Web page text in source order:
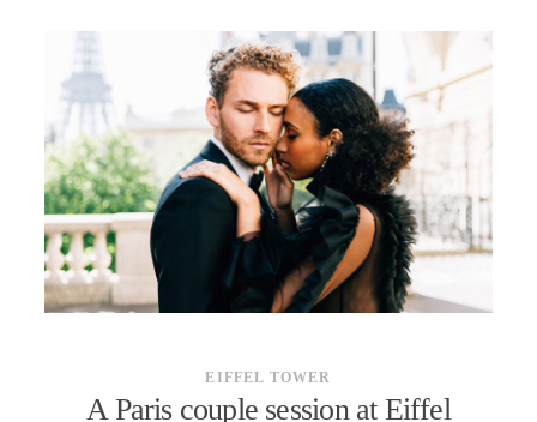
EIFFEL TOWER
A Paris couple session at Eiffel